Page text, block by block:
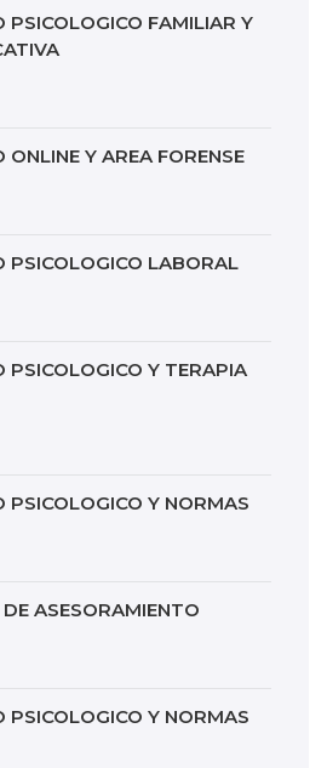
PSICOLOGICO FAMILIAR Y
Y AREA FORENSE
PSICOLOGICO LABORAL
PSICOLOGICO Y TERAPIA
PSICOLOGICO Y NORMAS
ASESORAMIENTO
PSICOLOGICO Y NORMAS